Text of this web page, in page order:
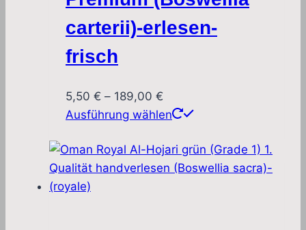
können
auf
carterii)-erlesen-
frisch
5,50 € – 189,00 €
5,50 €
189,00 €
Ausführung wählen
Dieses
weist
mehrere